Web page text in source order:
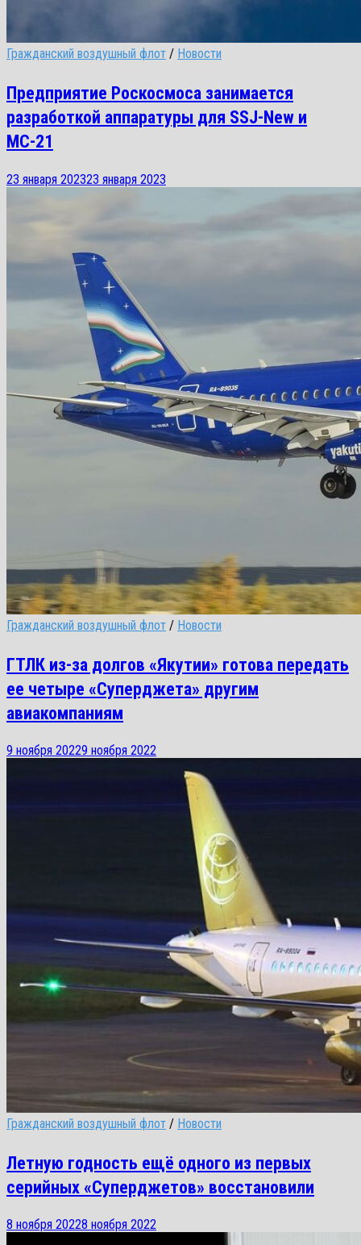
Гражданский воздушный флот / Новости
Предприятие Роскосмоса занимается
разработкой аппаратуры для SSJ-New и
МС-21
23 января 202323 января 2023
Гражданский воздушный флот / Новости
ГТЛК из-за долгов «Якутии» готова передать
ее четыре «Суперджета» другим
авиакомпаниям
9 ноября 20229 ноября 2022
Гражданский воздушный флот / Новости
Летную годность ещё одного из первых
серийных «Суперджетов» восстановили
8 ноября 20228 ноября 2022